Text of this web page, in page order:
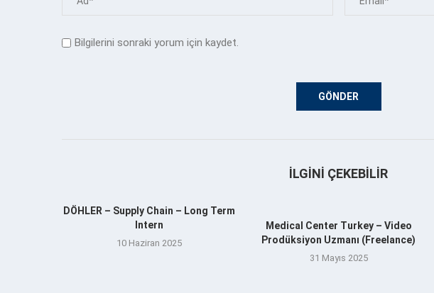
Bilgilerini sonraki yorum için kaydet.
İLGINI ÇEKEBILIR
DÖHLER – Supply Chain – Long Term
Intern
10 Haziran 2025
Medical Center Turkey – Video
Prodüksiyon Uzmanı (Freelance)
31 Mayıs 2025